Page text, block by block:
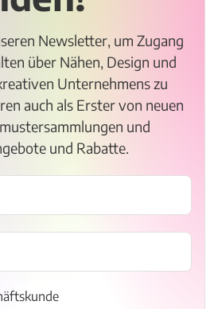
Newsletter, um Zugang
über Nähen, Design und
Unternehmens zu
auch als Erster von neuen
und
und Rabatte.